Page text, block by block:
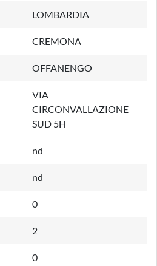
LOMBARDIA
CREMONA
OFFANENGO
VIA
CIRCONVALLAZIONE
SUD 5H
nd
nd
0
2
0